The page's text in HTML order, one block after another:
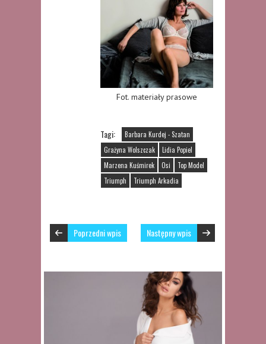
Fot. materiały prasowe
Tagi:
Barbara Kurdej - Szatan
Grażyna Wolszczak
Lidia Popiel
Marzena Kuśmirek
Osi
Top Model
Triumph
Triumph Arkadia
Poprzedni wpis Następny wpis